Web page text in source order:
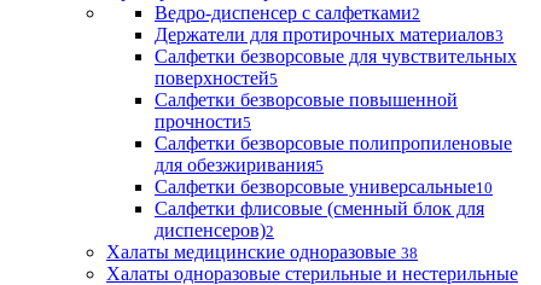
Ведро-диспенсер с салфетками2
Держатели для протирочных материалов3
Салфетки безворсовые для чувствительных
поверхностей5
Салфетки безворсовые повышенной
прочности5
Салфетки безворсовые полипропиленовые
для обезжиривания5
Салфетки безворсовые универсальные10
Салфетки флисовые (сменный блок для
диспенсеров)2
Халаты медицинские одноразовые 38
Халаты одноразовые стерильные и нестерильные